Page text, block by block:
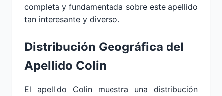
completa y fundamentada sobre este apellido
tan interesante y diverso.
Distribución Geográfica del
Apellido Colin
El apellido Colin muestra una distribución